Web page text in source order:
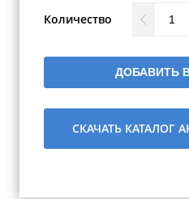
Количество
ДОБАВИТЬ
СКАЧАТЬ КАТАЛОГ